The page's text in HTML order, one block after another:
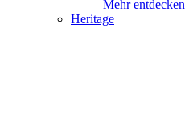
Mehr entdecken
Heritage